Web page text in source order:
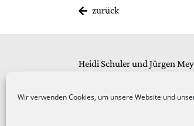
Wir verwenden Cookies, um unsere Website und
zurück
Heidi Schuler und Jürgen
54470 Bernkastel-Kues